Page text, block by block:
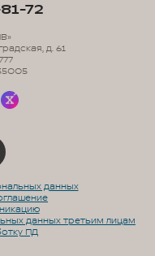
данных
данных третьим лицам
ПД
72
д. 61